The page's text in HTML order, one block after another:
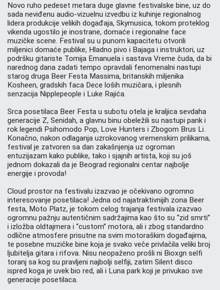
Novo ruho pedeset metara duge glavne festivalske bine, uz do
sada neviđenu audio-vizuelnu izvedbu iz kuhinje regionalnog
lidera produkcije velikih događaja, Skymusica, tokom proteklog
vikenda ugostilo je inostrane, domaće i regionalne face
muzičke scene. Festival su u punom kapacitetu otvorili
miljenici domaće publike, Hladno pivo i Bajaga i instruktori, uz
podršku gitariste Tomija Emanuela i sastava Vreme čuda, da bi
narednog dana zadati tempo opravdali fenomenalni nastupi
starog druga Beer Festa Massima, britanskih miljenika
Kosheen, gradskih faca Dece loših muzičara, i plesnih
senzacija Nipplepeople i Luke Rajića.
Srca posetilaca Beer Festa u subotu otela je kraljica sevdaha
generacije Z, Senidah, a glavnu binu obeležili su nastupi pank i
rok legendi Psihomodo Pop, Love Hunters i Zbogom Brus Li.
Konačno, nakon odlaganja uzrokovanog vremenskim prilikama,
festival je zatvoren sa dan zakašnjenja uz ogroman
entuzijazam kako publike, tako i sjajnih artista, koji su još
jednom dokazali da je Beograd regionalni centar najbolje
energije i provoda!
Cloud prostor na festivalu izazvao je očekivano ogromno
interesovanje posetilaca! Jedna od najatraktivnijih zona Beer
festa, Moto Platz, je tokom celog trajanja festivala izazvao
ogromnu pažnju autentičnim sadržajima kao što su “zid smrti”
i izložba oldtajmera i “custom” motora, ali i zbog standardno
odlične atmosfere prisutne na svim motoraškim događajima,
te posebne muzičke bine koja je svako veče privlačila veliki broj
ljubitelja gitara i rifova. Nisu neopaženo prošli ni Bioxgn selfi
toranj sa kog su pravljeni najbolji selfiji, zatim Silent disco
ispred koga je uvek bio red, ali i Luna park koji je privukao sve
generacije posetilaca.